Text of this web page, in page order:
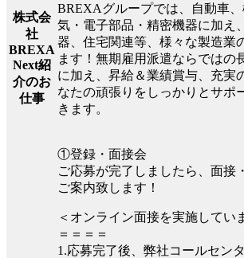
株式会
社
BREXA
Next紹
介のお
仕事
BREXAグループでは、自動車
気・電子部品・精密機器に加え
器、住宅関連等、様々な製造業
ます！無期雇用派遣ならではの
に加え、昇給＆業績賞与、充実
なたの頑張りをしっかりとサポ
きます。
①登録・面接会
ご応募が完了しましたら、面接
ご案内致します！
＜オンライン面接を実施してい
＝＝＝＝
1.応募完了後、弊社コールセン